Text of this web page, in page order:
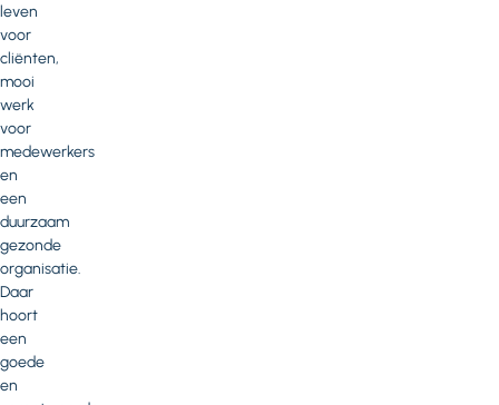
leven
voor
cliënten,
mooi
werk
voor
medewerkers
en
een
duurzaam
gezonde
organisatie.
Daar
hoort
een
goede
en